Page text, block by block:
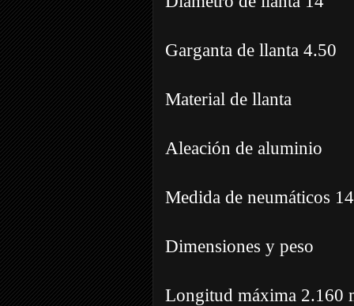
Garganta de llanta 4.50
Material de llanta
Aleación de aluminio
Medida de neumáticos
Dimensiones y peso
Longitud máxima 2.160